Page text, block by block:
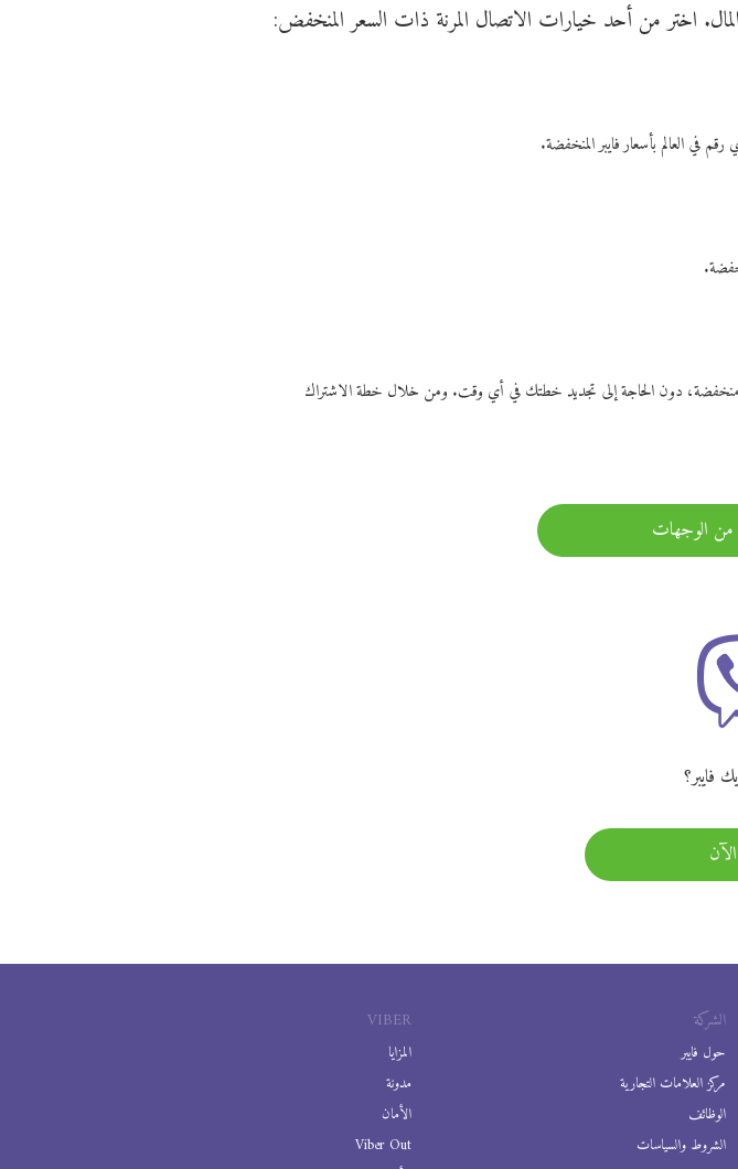
منخفضة، دون الحاجة إلى تجديد خطتك في أي وقت. ومن خلال خطة الاشتراك
من الوجهات
فايبر؟
VIBER
المزايا
مدونة
الأمان
Viber Out
الشركة
حول فايبر
مركز العلامات التجارية
الوظائف
الشروط والسياسات